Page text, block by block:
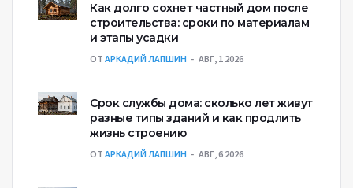
Как долго сохнет частный дом после
строительства: сроки по материалам
и этапы усадки
ОТ АРКАДИЙ ЛАПШИН АВГ, 1 2026
Срок службы дома: сколько лет живут
разные типы зданий и как продлить
жизнь строению
ОТ АРКАДИЙ ЛАПШИН АВГ, 6 2026